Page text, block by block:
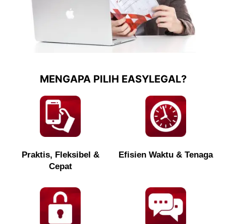
MENGAPA PILIH EASYLEGAL?
Praktis, Fleksibel &
Cepat
Efisien Waktu & Tenaga